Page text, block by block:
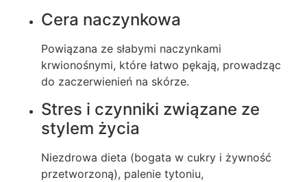
Cera naczynkowa
Powiązana ze słabymi naczynkami
krwionośnymi, które łatwo pękają, prowadząc
do zaczerwienień na skórze.
Stres i czynniki związane ze
stylem życia
Niezdrowa dieta (bogata w cukry i żywność
przetworzoną), palenie tytoniu,